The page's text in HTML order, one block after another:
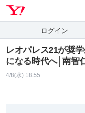
ログイン
レオパレス21が奨
になる時代へ│南智
4/8(水) 18:55